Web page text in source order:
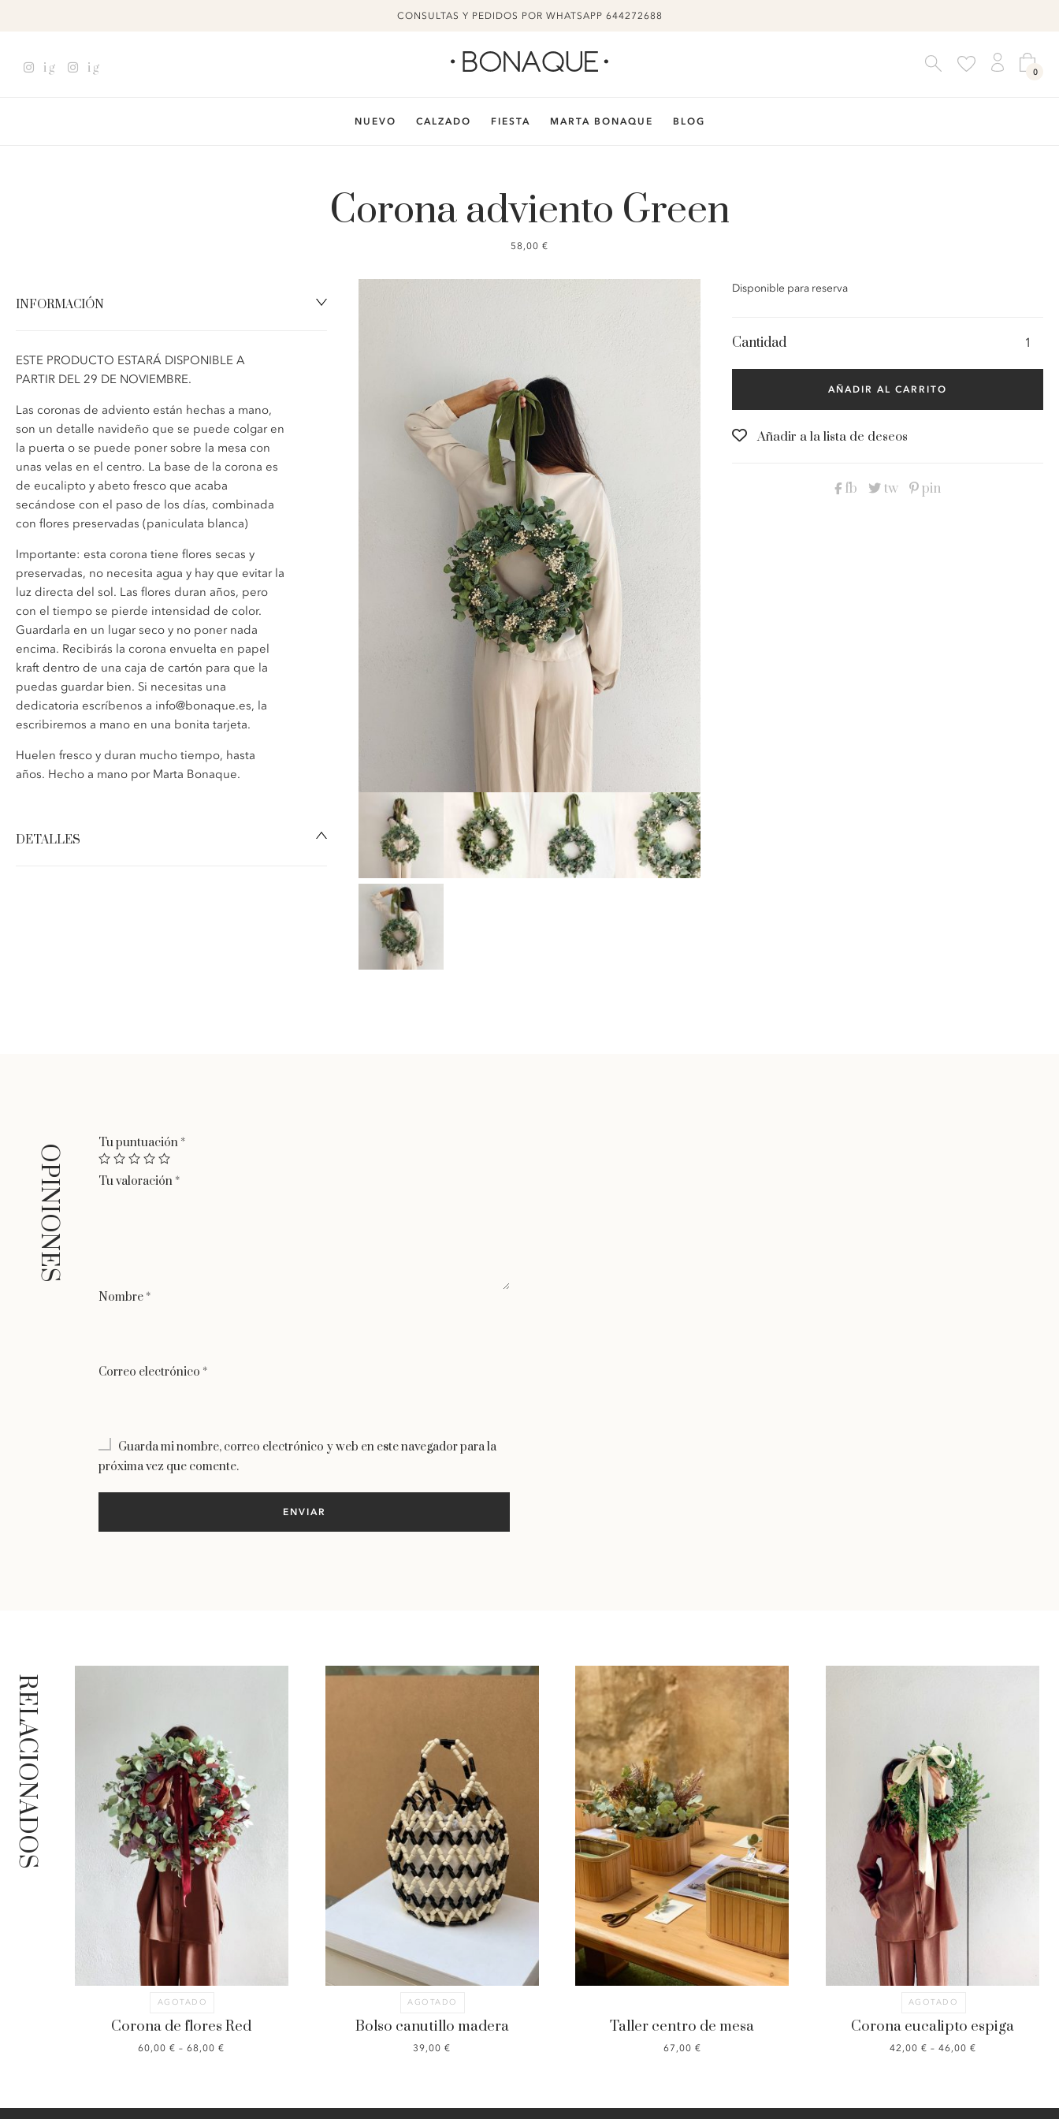
CONSULTAS Y PEDIDOS POR WHATSAPP 644272688
ig ig 0
NUEVO CALZADO FIESTA MARTA BONAQUE BLOG
Corona adviento Green
58,00 €
INFORMACIÓN
ESTE PRODUCTO ESTARÁ DISPONIBLE A
PARTIR DEL 29 DE NOVIEMBRE.
Las coronas de adviento están hechas a mano,
son un detalle navideño que se puede colgar en
la puerta o se puede poner sobre la mesa con
unas velas en el centro. La base de la corona es
de eucalipto y abeto fresco que acaba
secándose con el paso de los días, combinada
con flores preservadas (paniculata blanca)
Importante: esta corona tiene flores secas y
preservadas, no necesita agua y hay que evitar la
luz directa del sol. Las flores duran años, pero
con el tiempo se pierde intensidad de color.
Guardarla en un lugar seco y no poner nada
encima. Recibirás la corona envuelta en papel
kraft dentro de una caja de cartón para que la
puedas guardar bien. Si necesitas una
dedicatoria escríbenos a info@bonaque.es, la
escribiremos a mano en una bonita tarjeta.
Huelen fresco y duran mucho tiempo, hasta
años. Hecho a mano por Marta Bonaque.
DETALLES
Disponible para reserva
adviento
cantidadAÑADIR AL CARRITO
Añadir a la lista de deseos
fb tw pin
Tu puntuación *
Tu valoración *
Nombre *
Correo electrónico *
Guarda mi nombre, correo electrónico y web en este navegador para la
próxima vez que comente.
RELACIONADOS
AGOTADO
Corona de flores Red
60,00€ –68,00€
AGOTADO
Bolso canutillo madera
39,00€
Taller centro de mesa
67,00 €
AGOTADO
Corona eucalipto espiga
42,00 € – 46,00 €